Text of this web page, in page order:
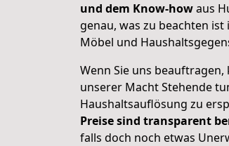
und dem Know-howaus
genau, was zu beachten
Möbel und
Wenn Sie uns beauftragen,
unserer Macht Stehende
Haushaltsauflösung zu
Preise sind transparent
falls doch noch etwas